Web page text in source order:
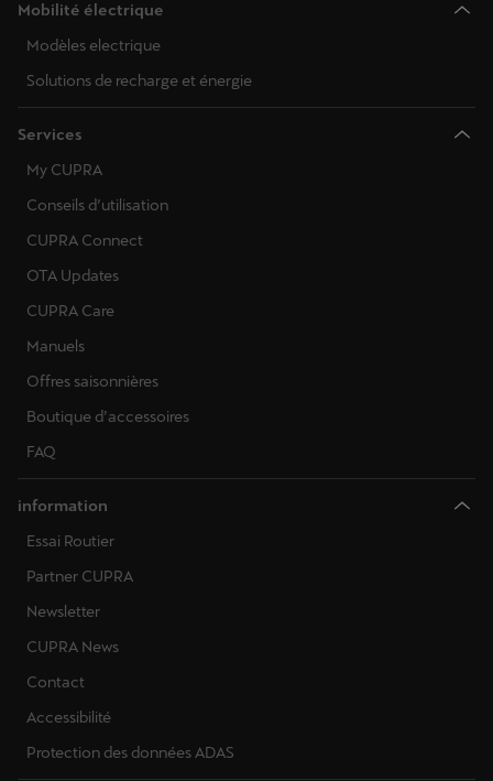
Mobilité électrique
Modèles electrique
Solutions de recharge et énergie
Services
My CUPRA
Conseils d’utilisation
CUPRA Connect
OTA Updates
CUPRA Care
Manuels
Offres saisonnières
Boutique d’accessoires
FAQ
information
Essai Routier
Partner CUPRA
Newsletter
CUPRA News
Contact
Accessibilité
Protection des données ADAS